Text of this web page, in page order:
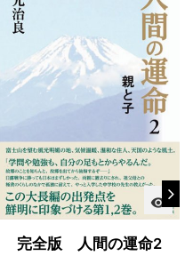
visibility
完全版 人間の運命2